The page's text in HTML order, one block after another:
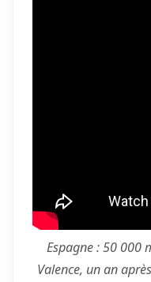
Espagne : 50 000
Valence, un an